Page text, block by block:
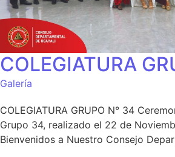
COLEGIATURA
Galería
COLEGIATURA GRUPO N° 34
Grupo 34, realizado el 22 de
Bienvenidos a Nuestro Consejo